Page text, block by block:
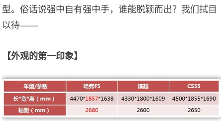
型。俗话说强中自有强中手，谁能脱颖而出？我们拭目
以待——
【外观的第一印象】